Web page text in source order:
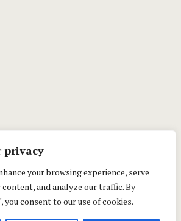
privacy
your browsing experience, serve
and analyze our traffic. By
consent to our use of cookies.